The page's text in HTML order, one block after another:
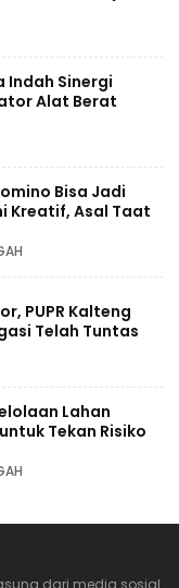
Indah Sinergi
Alat Berat
Bisa Jadi
Kreatif, Asal Taat
PUPR Kalteng
Telah Tuntas
Lahan
Tekan Risiko